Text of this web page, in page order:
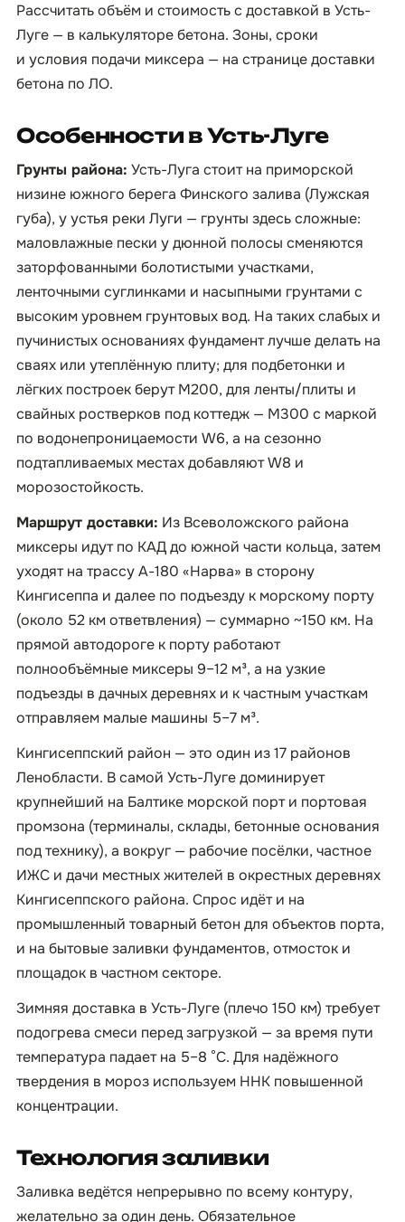
Рассчитать объём и стоимость с доставкой в Усть-
Луге — в калькуляторе бетона. Зоны, сроки
и условия подачи миксера — на страницедоставки
бетона по ЛО.
Особенности в Усть-Луге
Грунты района: Усть-Луга стоит на приморской
низине южного берега Финского залива (Лужская
губа), у устья реки Луги — грунты здесь сложные:
маловлажные пески у дюнной полосы сменяются
заторфованными болотистыми участками,
ленточными суглинками и насыпными грунтами с
высоким уровнем грунтовых вод. На таких слабых и
пучинистых основаниях фундамент лучше делать на
сваях или утеплённую плиту; для подбетонки и
лёгких построек берут М200, для ленты/плиты и
свайных ростверков под коттедж — М300 с маркой
по водонепроницаемости W6, а на сезонно
подтапливаемых местах добавляют W8 и
морозостойкость.
Маршрут доставки: Из Всеволожского района
миксеры идут по КАД до южной части кольца, затем
уходят на трассу А-180 «Нарва» в сторону
Кингисеппа и далее по подъезду к морскому порту
(около 52 км ответвления) — суммарно ~150 км. На
прямой автодороге к порту работают
полнообъёмные миксеры 9–12 м³, а на узкие
подъезды в дачных деревнях и к частным участкам
отправляем малые машины 5–7 м³.
Кингисеппский район — это один из 17 районов
Ленобласти. В самой Усть-Луге доминирует
крупнейший на Балтике морской порт и портовая
промзона (терминалы, склады, бетонные основания
под технику), а вокруг — рабочие посёлки, частное
ИЖС и дачи местных жителей в окрестных деревнях
Кингисеппского района. Спрос идёт и на
промышленный товарный бетон для объектов порта,
и на бытовые заливки фундаментов, отмосток и
площадок в частном секторе.
Зимняя доставка в Усть-Луге (плечо 150 км) требует
подогрева смеси перед загрузкой — за время пути
температура падает на 5–8 °C. Для надёжного
твердения в мороз используем ННК повышенной
концентрации.
Технология заливки
Заливка ведётся непрерывно по всему контуру,
желательно за один день. Обязательное